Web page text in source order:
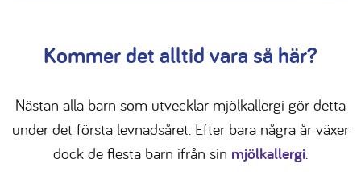
Kommer det alltid vara så här?
Nästan alla barn som utvecklar mjölkallergi gör detta
under det första levnadsåret. Efter bara några år växer
dock de flesta barn ifrån sin mjölkallergi